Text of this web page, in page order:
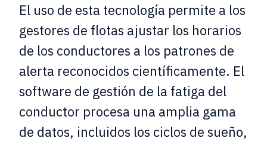
El uso de esta tecnología permite a los
gestores de flotas ajustar los horarios
de los conductores a los patrones de
alerta reconocidos científicamente. El
software de gestión de la fatiga del
conductor procesa una amplia gama
de datos, incluidos los ciclos de sueño,